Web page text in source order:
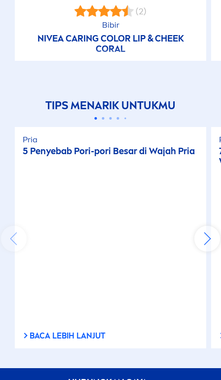
(2)
Bibir
NIVEACARINGCOLOR LIP& CHEEK
CORAL
TIPSMENARIK UNTUKMU
Pria
5 Penyebab Pori-pori Besar di Wajah Pria
BACA LEBIH LANJUT